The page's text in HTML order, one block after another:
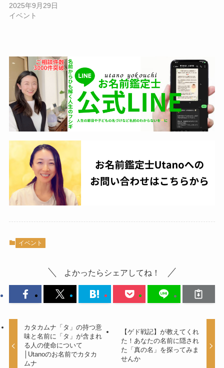
2025年9月29日
イベント
イベント
よかったらシェアしてね！
カタカムナ「タ」の持つ意
味と名前に「タ」が含まれ
る人の使命について
│Utanoのお名前でカタカ
ムナ
【ゲド戦記】が教えてくれ
た！あなたの名前に隠され
た「真の名」を探ってみま
せんか